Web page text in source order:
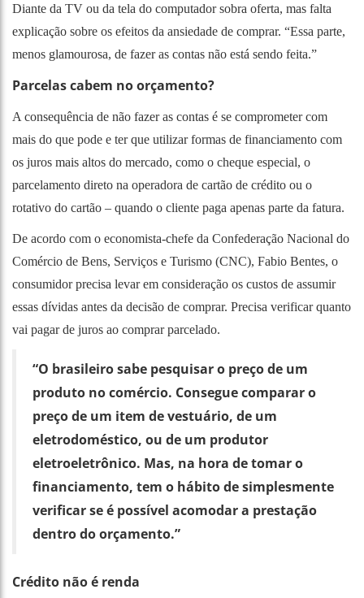
Diante da TV ou da tela do computador sobra oferta, mas falta
explicação sobre os efeitos da ansiedade de comprar. “Essa parte,
menos glamourosa, de fazer as contas não está sendo feita.”
Parcelas cabem no orçamento?
A consequência de não fazer as contas é se comprometer com
mais do que pode e ter que utilizar formas de financiamento com
os juros mais altos do mercado, como o cheque especial, o
parcelamento direto na operadora de cartão de crédito ou o
rotativo do cartão – quando o cliente paga apenas parte da fatura.
De acordo com o economista-chefe da Confederação Nacional do
Comércio de Bens, Serviços e Turismo (CNC), Fabio Bentes, o
consumidor precisa levar em consideração os custos de assumir
essas dívidas antes da decisão de comprar. Precisa verificar quanto
vai pagar de juros ao comprar parcelado.
“O brasileiro sabe pesquisar o preço de um
produto no comércio. Consegue comparar o
preço de um item de vestuário, de um
eletrodoméstico, ou de um produtor
eletroeletrônico. Mas, na hora de tomar o
financiamento, tem o hábito de simplesmente
verificar se é possível acomodar a prestação
dentro do orçamento.”
Crédito não é renda